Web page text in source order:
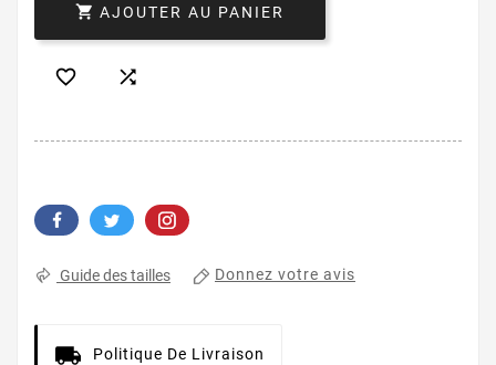
 AJOUTER AU PANIER
 
Guide des tailles Donnez votre avis
Politique De Livraison